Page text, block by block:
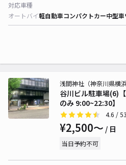
対応車種
オートバイ軽自動車コンパクトカー中型車
谷川ビル駐車場(6)
のみ 9:00~22:30】
浅間神社（神奈川県横
4.6 /
¥2,500〜 / 日
当日予約不可